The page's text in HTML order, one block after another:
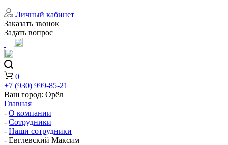
Личный кабинет
Заказать звонок
Задать вопрос
0
+7 (930) 999-85-21
Ваш город: Орёл
Главная
- О компании
- Сотрудники
- Наши сотрудники
- Евглевский Максим